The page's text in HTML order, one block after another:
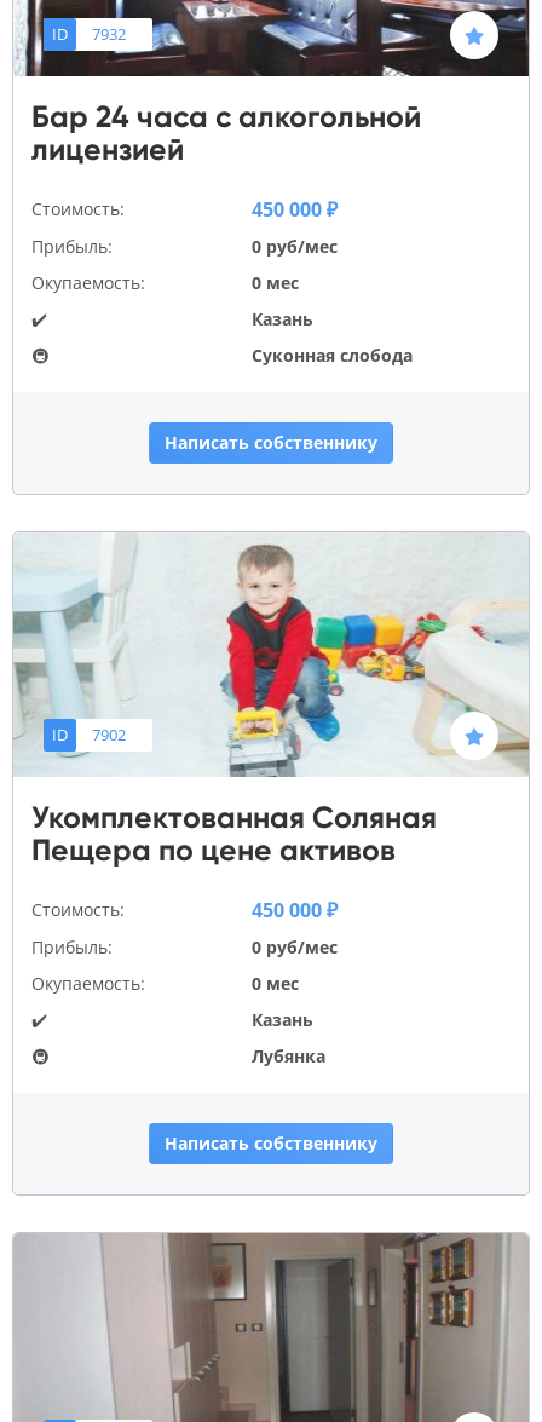
ID 7932
Бар 24 часа с алкогольной
лицензией
Стоимость: 450 000 ₽
Прибыль:
0 руб/мес
Окупаемость:
0 мес
✔️
Казань
🚇
Суконная слобода
Написать собственнику
ID 7902
Укомплектованная Соляная
Пещера по цене активов
Стоимость: 450 000 ₽
Прибыль:
0 руб/мес
Окупаемость:
0 мес
✔️
Казань
🚇
Лубянка
Написать собственнику